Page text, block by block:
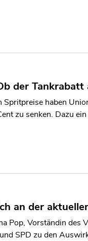
der
haben
zu senken. Dazu
an der
Pop, Vorständin des
SPD zu den